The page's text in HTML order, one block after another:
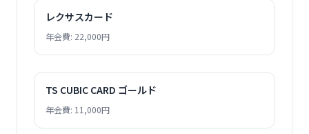
レクサスカード
年会費: 22,000円
TS CUBIC CARD ゴールド
年会費: 11,000円